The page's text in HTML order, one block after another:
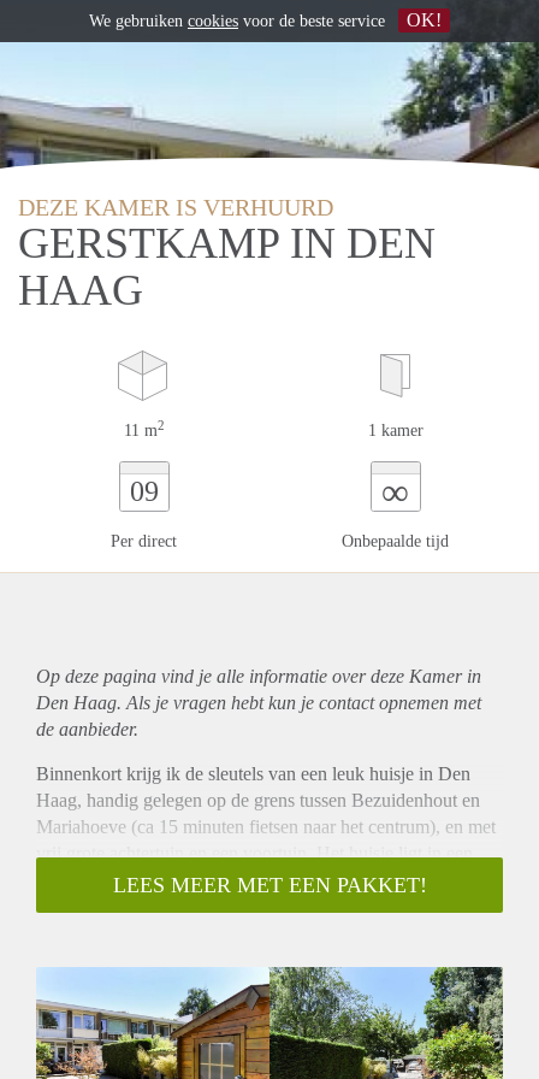
DEZE KAMER IS VERHUURD
GERSTKAMP IN DEN
HAAG
11 m2 1 kamer
09
Per direct
∞
Onbepaalde tijd
Op deze pagina vind je alle informatie over deze Kamer in
Den Haag. Als je vragen hebt kun je contact opnemen met
de aanbieder.
Binnenkort krijg ik de sleutels van een leuk huisje in Den
Haag, handig gelegen op de grens tussen Bezuidenhout en
Mariahoeve (ca 15 minuten fietsen naar het centrum), en met
vrij grote achtertuin en een voortuin. Het huisje ligt in een
verkeersluw en groen straatje en is nabij sportgelegenheden,
winkels, het Haagse bos, uitvalswegen, diverse treinstations
dit huisje te wonen en samen een fijne en ontspannen
leefomgeving te creëren. Mijn voorkeur gaat uit naar
vrouwelijke medebewoners.
Het huis
LEES MEER MET EEN PAKKET!
We gebruiken cookies voor de beste service OK!